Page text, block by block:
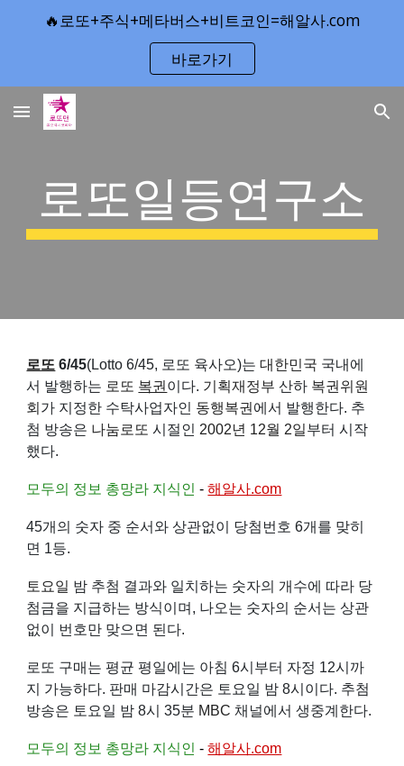
Skip to main content Skip to navigation
🔥로또+주식+메타버스+비트코인=해알사.com
바로가기
로또일등연구소
로또 6/45(Lotto 6/45, 로또 육사오)는대한민국 국내에
서 발행하는 로또 복권 이다. 기획재정부 산하 복권위원
회 가 지정한 수탁사업자인 동행복권 에서 발행한다. 추
첨 방송은 나눔로또 시절인 2002년 12월 2일부터 시작
했다.
모두의 정보 총망라 지식인 -해알사.com
45개의 숫자 중 순서와 상관없이 당첨번호 6개를 맞히
면 1등.
토요일 밤 추첨 결과와 일치하는 숫자의 개수에 따라 당
첨금을 지급하는 방식이며, 나오는 숫자의 순서는 상관
없이 번호만 맞으면 된다.
로또 구매는 평균 평일에는 아침 6시부터 자정 12시까
지 가능하다. 판매 마감시간은 토요일 밤 8시이다. 추첨
방송은 토요일 밤 8시 35분 MBC 채널에서 생중계한다.
모두의 정보 총망라 지식인 -해알사.com